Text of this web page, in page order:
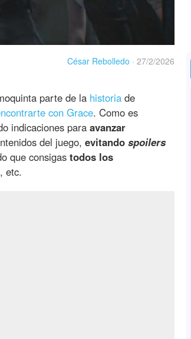
César Rebolledo · 27/2/2026
parte de la historia de
con Grace. Como es
indicaciones para avanzar
del juego, evitando spoilers
que consigas todos los
etc.